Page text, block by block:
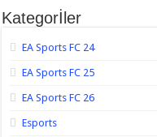
Kategorİler
EA Sports FC 24
EA Sports FC 25
EA Sports FC 26
Esports